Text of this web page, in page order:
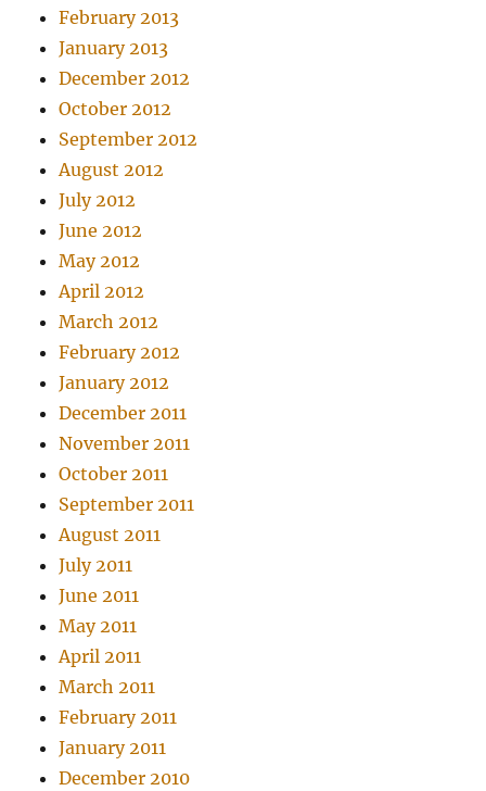
February 2013
January 2013
December 2012
October 2012
September 2012
August 2012
July 2012
June 2012
May 2012
April 2012
March 2012
February 2012
January 2012
December 2011
November 2011
October 2011
September 2011
August 2011
July 2011
June 2011
May 2011
April 2011
March 2011
February 2011
January 2011
December 2010